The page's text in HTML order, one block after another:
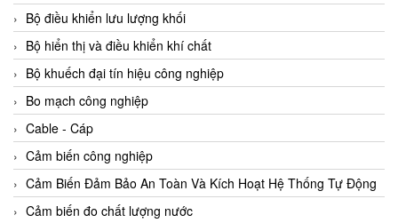
Advantech Vietnam
Agate Vietnam
AGR International Vietnam
Aichi Tokei Denki Vietnam
Aii Vietnam
AIKOH
AINUO Vietnam
AIR MAJOR
Bộ điều khiển lưu lượng khối
Bộ hiển thị và điều khiển khí chất
Bộ khuếch đại tín hiệu công nghiệp
Bo mạch công nghiệp
Cable - Cáp
Cảm biến công nghiệp
Cảm Biến Đảm Bảo An Toàn Và Kích Hoạt Hệ Thống Tự Động
Cảm biến đo chất lượng nước